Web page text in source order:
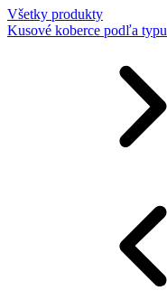
Všetky produkty
Kusové koberce podľa typu